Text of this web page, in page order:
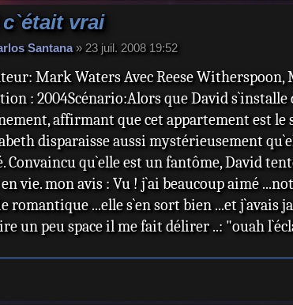
vrai
Santana» 23 juil. 2008 19:52
Mark Waters Avec Reese
: 2004Scénario:Alors que David
affirmant que cet appartement est le
disparaisse aussi mystérieusement
Convaincu qu`elle est un fantôme, David
vie. mon avis : Vu ! j`ai beaucoup aimé
romantique ...elle s`en sort bien ...et
un peu space il me fait délirer ..: "ouah